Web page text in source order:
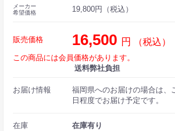
メーカー
希望価格
19,800円（税込）
販売価格 16,500 円 （税込）
この商品には会員価格があります。
送料弊社負担
お届け情報
福岡県へのお届けの場合は、
日程度でお届け予定です。
在庫 在庫有り